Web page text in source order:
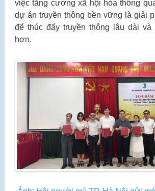
việc tăng cường xã hội hóa thông
dự án truyền thông bền vững là giải
để thúc đẩy truyền thông lâu dài và
hơn.